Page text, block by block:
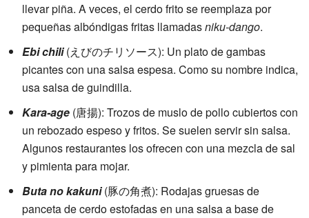
llevar piña. A veces, el cerdo frito se reemplaza por
pequeñas albóndigas fritas llamadasniku-dango.
Ebi chili(えびのチリソース): Un plato de gambas
picantes con una salsa espesa. Como su nombre indica,
usa salsa de guindilla.
Kara-age (唐揚): Trozos de muslo de pollo cubiertos con
un rebozado espeso y fritos. Se suelen servir sin salsa.
Algunos restaurantes los ofrecen con una mezcla de sal
y pimienta para mojar.
Buta no kakuni(豚の角煮): Rodajas gruesas de
panceta de cerdo estofadas en una salsa a base de